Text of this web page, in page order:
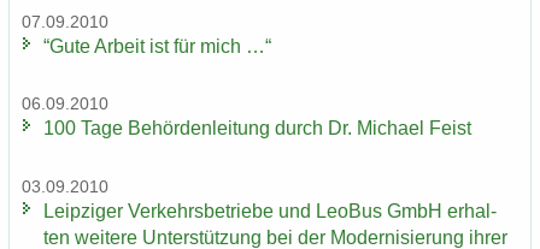
07.09.2010
“Gute Ar­beit ist für mich …“
06.09.2010
100 Tage Be­hör­den­lei­tung durch Dr. Mi­cha­el Feist
03.09.2010
Leip­zi­ger Ver­kehrs­be­trie­be und LeoBus GmbH er­hal­
ten wei­te­re Un­ter­stüt­zung bei der Mo­der­ni­sie­rung ihrer